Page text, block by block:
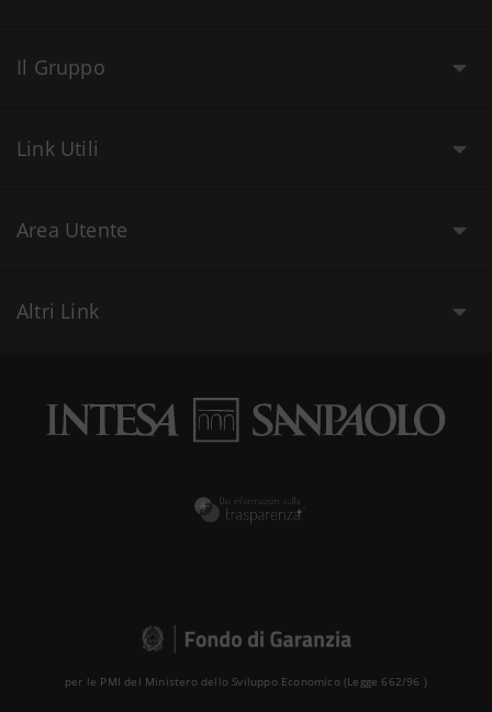
Il Gruppo
Link Utili
Area Utente
Altri Link
per le PMI del Ministero dello Sviluppo Economico (Legge 662/96 )